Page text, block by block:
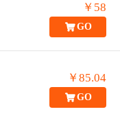
￥58
GO
￥85.04
GO